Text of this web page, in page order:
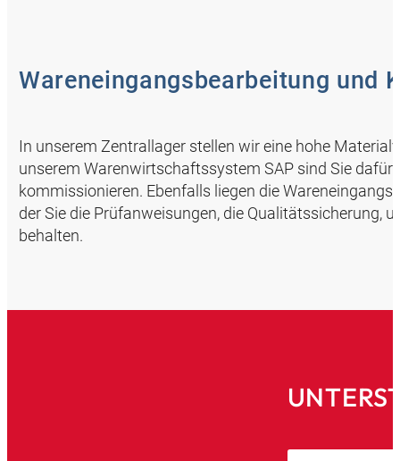
Wareneingangsbearbeitung und
In unserem Zentrallager stellen wir eine hohe
unserem Warenwirtschaftssystem SAP sind Sie dafür
kommissionieren. Ebenfalls liegen die
der Sie die Prüfanweisungen, die Qualitätssicherung,
behalten.